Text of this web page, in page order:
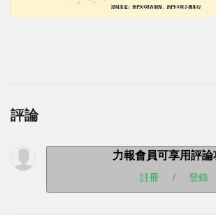
評論
力報會員可享用評論
註冊 / 登錄